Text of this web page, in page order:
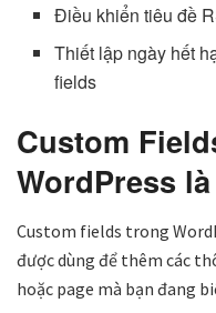
Điều khiển tiêu đề
Thiết lập ngày hết
fields
Custom
WordPress
Custom fields trong
được dùng để thêm các
hoặc page mà bạn đang